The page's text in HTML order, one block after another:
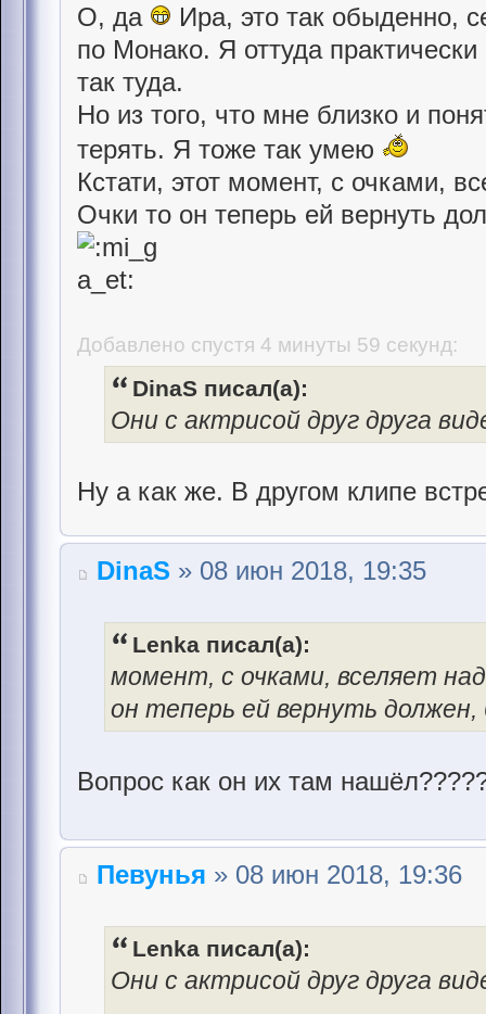
О, да
Ира, это так обыденно,
по Монако. Я оттуда
так туда.
Но из того, что мне близко и
терять. Я тоже так умею
Кстати, этот момент, с очками,
Очки то он теперь ей вернуть
Добавлено спустя 4 минуты 59 секунд:
DinaS писал(а):
Они с актрисой друг друга
Ну а как же. В другом клипе
DinaS » 08 июн 2018, 19:35
Lenka писал(а):
момент, с очками, вселяет
он теперь ей вернуть
Вопрос как он их там
Певунья » 08 июн 2018, 19:36
Lenka писал(а):
Они с актрисой друг друга